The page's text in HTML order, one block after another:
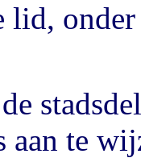
lid,
aan te